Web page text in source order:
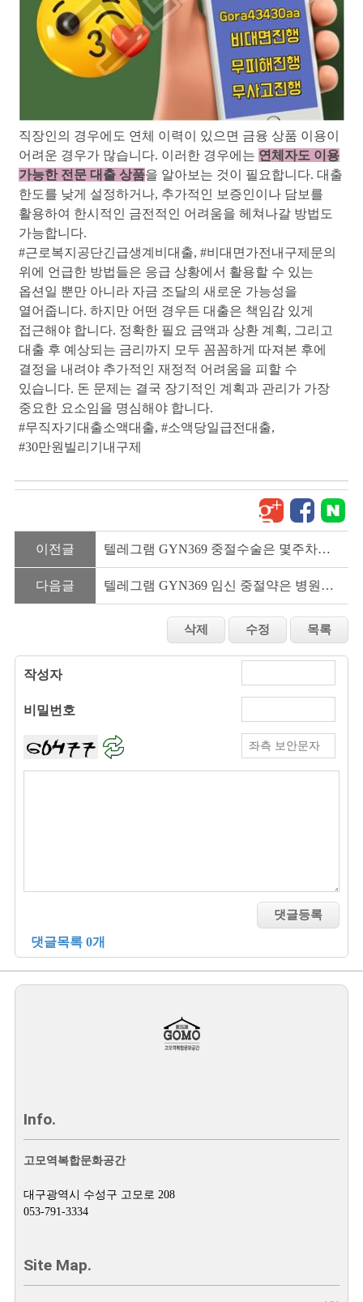
직장인의 경우에도 연체 이력이 있으면 금융 상품 이용이
어려운 경우가 많습니다. 이러한 경우에는 연체자도 이용
가능한 전문 대출 상품을 알아보는 것이 필요합니다. 대출
한도를 낮게 설정하거나, 추가적인 보증인이나 담보를
활용하여 한시적인 금전적인 어려움을 헤쳐나갈 방법도
가능합니다.
#근로복지공단긴급생계비대출, #비대면가전내구제문의
위에 언급한 방법들은 응급 상황에서 활용할 수 있는
옵션일 뿐만 아니라 자금 조달의 새로운 가능성을
열어줍니다. 하지만 어떤 경우든 대출은 책임감 있게
접근해야 합니다. 정확한 필요 금액과 상환 계획, 그리고
대출 후 예상되는 금리까지 모두 꼼꼼하게 따져본 후에
결정을 내려야 추가적인 재정적 어려움을 피할 수
있습니다. 돈 문제는 결국 장기적인 계획과 관리가 가장
중요한 요소임을 명심해야 합니다.
#무직자기대출소액대출, #소액당일급전대출,
#30만원빌리기내구제
이전글 텔레그램 GYN369 중절수술은 몇주차까지 가능한가요
다음글 텔레그램 GYN369 임신 중절약은 병원에서만 가능한가요
작성자
비밀번호
댓글목록 0개
Info.
고모역복합문화공간
대구광역시 수성구 고모로 208
053-791-3334
Site Map.